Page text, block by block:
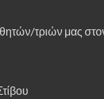
τριών μας